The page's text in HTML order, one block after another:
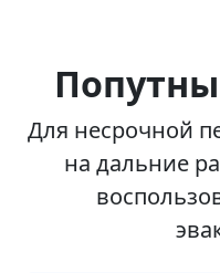
Для несрочной
на дальние